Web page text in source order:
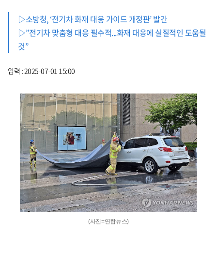
▷소방청, ‘전기차 화재 대응 가이드 개정판’ 발간
▷”전기차 맞춤형 대응 필수적...화재 대응에 실질적인 도움될
것”
입력 : 2025-07-01 15:00
(사진=연합뉴스)